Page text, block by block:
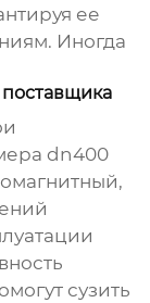
ее
Иногда
dn400
сузить